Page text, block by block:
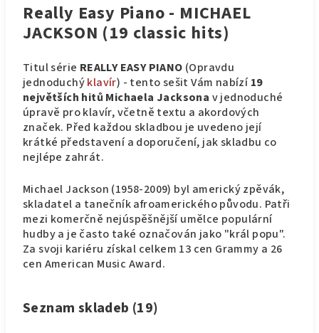
Really Easy Piano - MICHAEL
JACKSON (19 classic hits)
Titul série REALLY EASY PIANO (Opravdu
jednoduchýklavír) - tento sešit Vám nabízí19
největších hitů Michaela Jacksona v jednoduché
úpravě pro klavír, včetně textu a akordových
značek. Před každou skladbou je uvedeno její
krátké představení a doporučení, jak skladbu co
nejlépe zahrát.
Michael Jackson (1958-2009) byl americký zpěvák,
skladatel a tanečník afroamerického původu. Patři
mezi komerčně nejúspěšnější umělce populární
hudby a je často také označován jako "král popu".
Za svoji kariéru získal celkem 13 cen Grammy a 26
cen American Music Award.
Seznam skladeb (19)